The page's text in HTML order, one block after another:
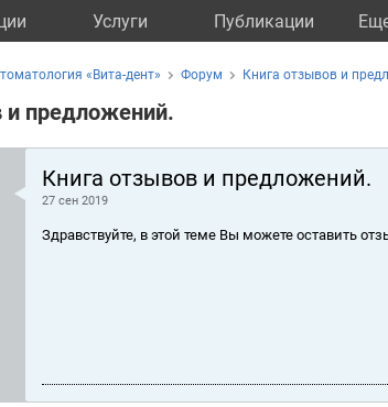
Услуги Публикации
«Вита-дент» Форум Книга отзывов и
и предложений.
Книга отзывов и предложений.
27 сен 2019
Здравствуйте, в этой теме Вы можете оставить